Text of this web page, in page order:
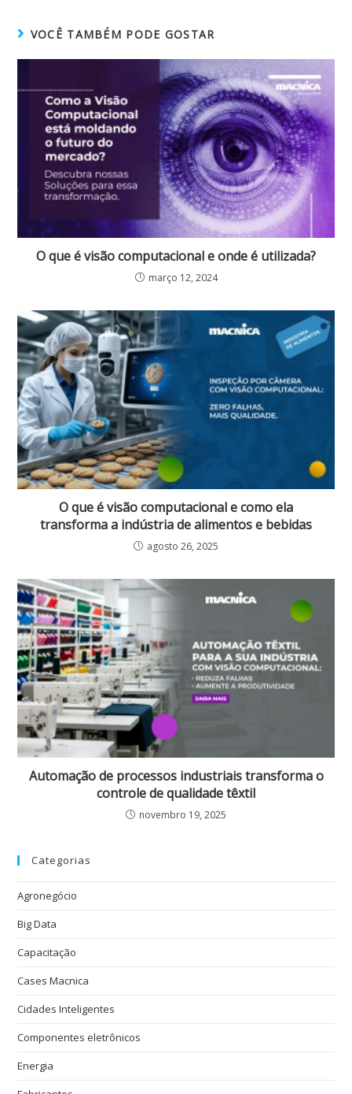
VOCÊ TAMBÉM PODE GOSTAR
O que é visão computacional e onde é utilizada?
março 12, 2024
O que é visão computacional e como ela
transforma a indústria de alimentos e bebidas
agosto 26, 2025
Automação de processos industriais transforma o
controle de qualidade têxtil
novembro 19, 2025
Categorias
Agronegócio
Big Data
Capacitação
Cases Macnica
Cidades Inteligentes
Componentes eletrônicos
Energia